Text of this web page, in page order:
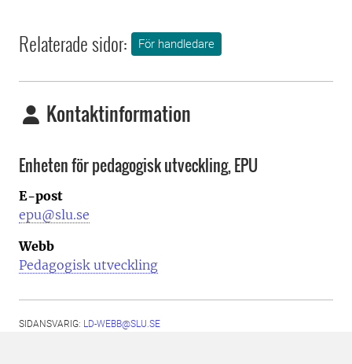
Relaterade sidor: För handledare
Kontaktinformation
Enheten för pedagogisk utveckling, EPU
E-post
epu@slu.se
Webb
Pedagogisk utveckling
SIDANSVARIG: LD-WEBB@SLU.SE